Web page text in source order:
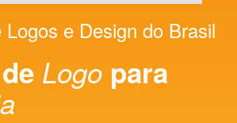
e Design do Brasil
Logo para